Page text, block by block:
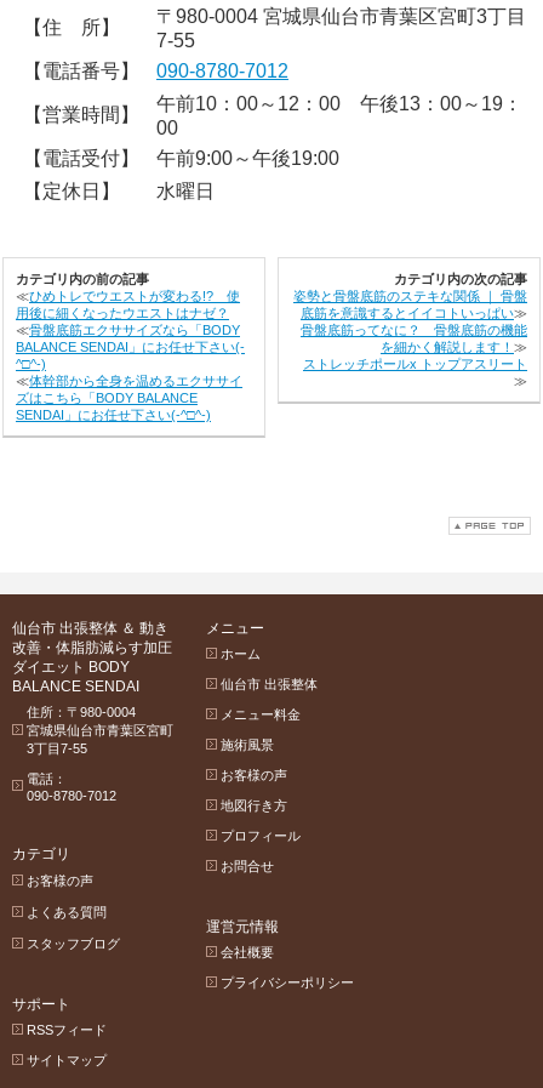
【住 所】
〒980-0004 宮城県仙台市青葉区宮町3丁目
7-55
【電話番号】
090-8780-7012
【営業時間】
午前10：00～12：00 午後13：00～19：
00
【電話受付】
午前9:00～午後19:00
【定休日】
水曜日
カテゴリ内の前の記事
≪ひめトレでウエストが変わる!? 使
用後に細くなったウエストはナゼ？
≪骨盤底筋エクササイズなら「BODY
BALANCE SENDAI」にお任せ下さい(-
^□^-)
≪体幹部から全身を温めるエクササイ
ズはこちら「BODY BALANCE
SENDAI」にお任せ下さい(-^□^-)
カテゴリ内の次の記事
姿勢と骨盤底筋のステキな関係 ｜ 骨盤
底筋を意識するとイイコトいっぱい≫
骨盤底筋ってなに？ 骨盤底筋の機能
を細かく解説します！ ≫
ストレッチポールx トップアスリート
≫
仙台市 出張整体 ＆ 動き
改善・体脂肪減らす加圧
ダイエット BODY
BALANCE SENDAI
住所：〒980-0004
宮城県仙台市青葉区宮町
3丁目7-55
電話：
090-8780-7012
メニュー
ホーム
仙台市 出張整体
メニュー料金
施術風景
お客様の声
地図行き方
プロフィール
お問合せ
カテゴリ
お客様の声
よくある質問
スタッフブログ
運営元情報
会社概要
プライバシーポリシー
サポート
RSSフィード
サイトマップ